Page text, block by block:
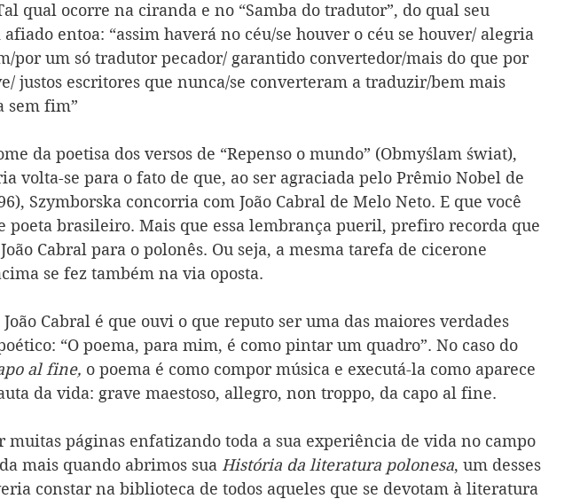
qual ocorre na ciranda e no “Samba do tradutor”, do qual seu
entoa: “assim haverá no céu/se houver o céu se houver/ alegria
por um só tradutor pecador/ garantido convertedor/mais do que por
justos escritores que nunca/se converteram a traduzir/bem mais
sem fim”
da poetisa dos versos de “Repenso o mundo” (Obmyślam świat),
volta-se para o fato de que, ao ser agraciada pelo Prêmio Nobel de
Szymborska concorria com João Cabral de Melo Neto. E que você
poeta brasileiro. Mais que essa lembrança pueril, prefiro recorda que
Cabral para o polonês. Ou seja, a mesma tarefa de cicerone
se fez também na via oposta.
João Cabral é que ouvi o que reputo ser uma das maiores verdades
“O poema, para mim, é como pintar um quadro”. No caso do
al fine, o poema é como compor música e executá-la como aparece
da vida: grave maestoso, allegro, non troppo, da capo al fine.
muitas páginas enfatizando toda a sua experiência de vida no campo
mais quando abrimos sua História da literatura polonesa, um desses
constar na biblioteca de todos aqueles que se devotam à literatura